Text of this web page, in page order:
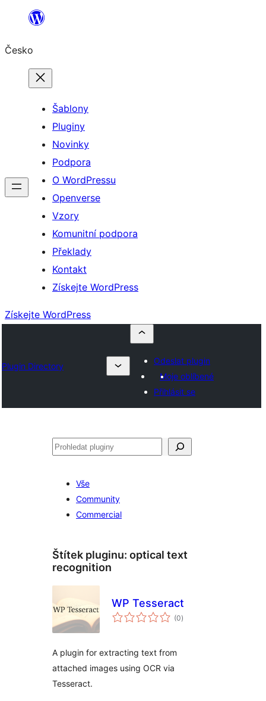
Přeskočit
obsah
Česko
Šablony
Pluginy
Novinky
Podpora
O WordPressu
Openverse
Vzory
Komunitní podpora
Překlady
Kontakt
Získejte WordPress
Získejte WordPress
Plugin Directory
Odeslat plugin
Moje oblíbené
Přihlásit se
Hledat
Vše
Community
Commercial
Štítek pluginu: optical text
recognition
WP Tesseract
(0celkové
hodnocení
)
A plugin for extracting text from
attached images using OCR via
Tesseract.